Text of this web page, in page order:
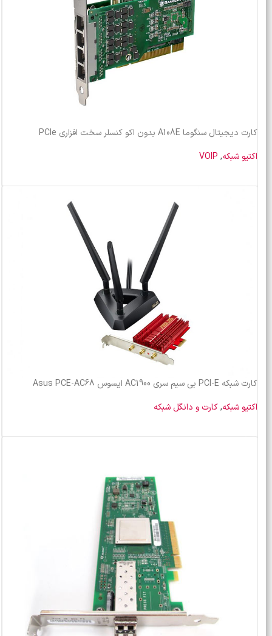
کارت دیجیتال سنگوما A108E بدون اکو کنسلر سخت افزاری PCIe
اکتیو شبکه,
VOIP
کارت شبکه PCI-E بی سیم سری AC1900 ایسوس Asus PCE-AC68
اکتیو شبکه,کارت و دانگل شبکه